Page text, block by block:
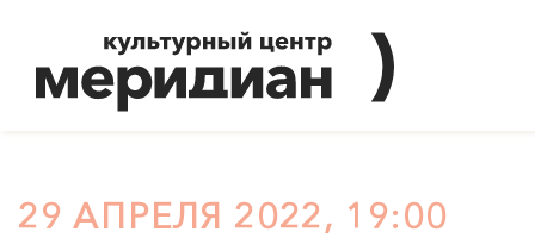
29 АПРЕЛЯ 2022, 19:00